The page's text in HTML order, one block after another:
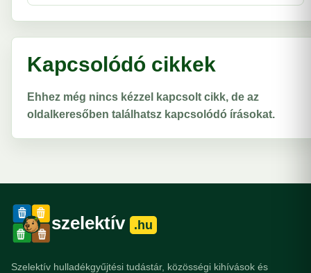
Kapcsolódó cikkek
Ehhez még nincs kézzel kapcsolt cikk, de az
oldalkeresőben találhatsz kapcsolódó írásokat.
szelektív .hu
Szelektív hulladékgyűjtési tudástár, közösségi kihívások és